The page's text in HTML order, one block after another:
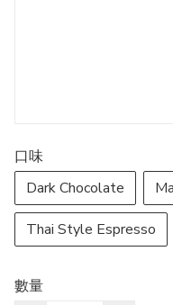
口味
Dark Chocolate
Thai Style Espresso
數量